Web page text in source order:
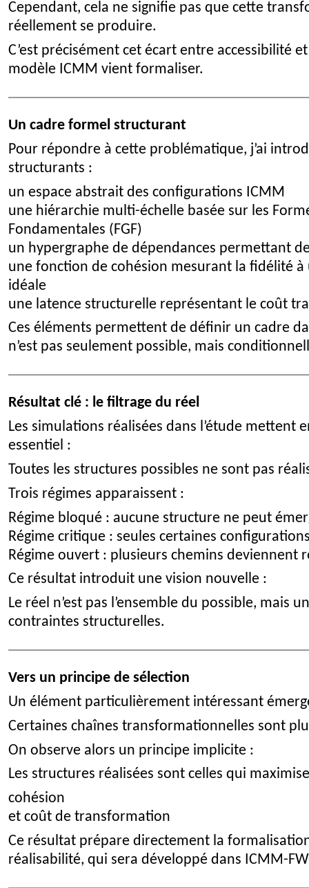
Cependant, cela ne signifie pas que cette
réellement se produire.
C’est précisément cet écart entre accessibilité
modèle ICMM vient formaliser.
Un cadre formel structurant
Pour répondre à cette problématique, j’ai
structurants :
un espace abstrait des configurations ICMM
une hiérarchie multi-échelle basée sur les
Fondamentales (FGF)
un hypergraphe de dépendances permettant
une fonction de cohésion mesurant la fidélité
idéale
une latence structurelle représentant le coût
Ces éléments permettent de définir un cadre
n’est pas seulement possible, mais
Résultat clé : le filtrage du réel
Les simulations réalisées dans l’étude mettent
essentiel :
Toutes les structures possibles ne sont pas
Trois régimes apparaissent :
Régime bloqué : aucune structure ne peut
Régime critique : seules certaines
Régime ouvert : plusieurs chemins deviennent
Ce résultat introduit une vision nouvelle :
Le réel n’est pas l’ensemble du possible, mais
contraintes structurelles.
Vers un principe de sélection
Un élément particulièrement intéressant
Certaines chaînes transformationnelles sont
On observe alors un principe implicite :
Les structures réalisées sont celles qui
cohésion
et coût de transformation
Ce résultat prépare directement la
réalisabilité, qui sera développé dans ICMM-